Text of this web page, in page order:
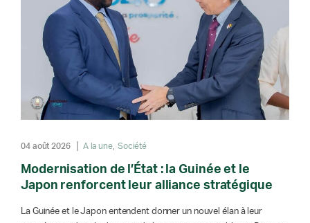
04 août 2026 A la une Société
Modernisation de l’État : la Guinée et le
Japon renforcent leur alliance stratégique
La Guinée et le Japon entendent donner un nouvel élan à leur